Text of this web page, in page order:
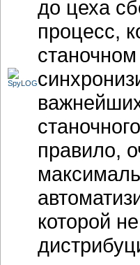
до цеха
процесс,
правило,
которой